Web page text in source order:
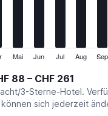
Mai Jun Jul Aug Sep
88 – CHF 261
3-Sterne-Hotel.
sich jederzeit